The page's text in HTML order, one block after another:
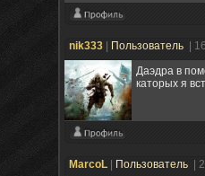
nik333 Пользователь
|
Даэдра в
каторых я
MarcoL Пользователь
|